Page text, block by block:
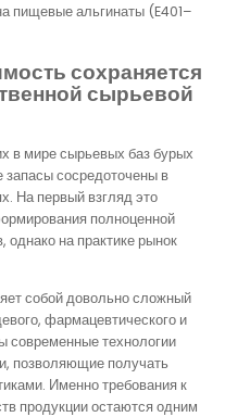
пищевые альгинаты (E401–
сохраняется
сырьевой
в мире сырьевых баз бурых
сосредоточены в
На первый взгляд это
полноценной
однако на практике рынок
собой довольно сложный
фармацевтического и
современные технологии
позволяющие получать
Именно требования к
продукции остаются одним